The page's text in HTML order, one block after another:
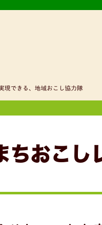
現できる、地域おこし協力隊
ちおこし